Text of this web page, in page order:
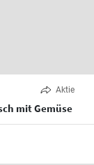
Aktie
mit Gemüse